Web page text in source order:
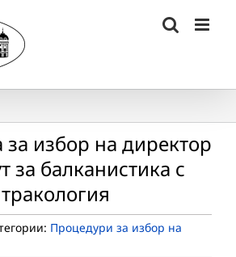
избор на директор
за балканистика с
Процедури за избор на